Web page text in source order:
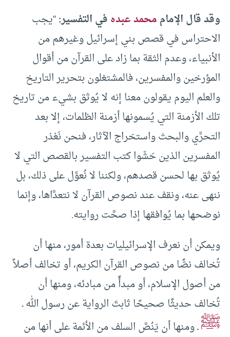
وقد قال الإماممحمد عبدهفي التفسير:“يجب
الاحتراس في قصص بني إسرائيل وغيرهم من
الأنبياء، وعدم الثقة بما زاد على القرآن من أقوال
المؤرخين والمفسرين، فالمشتغلون بتحرير التاريخ
والعلم اليوم يقولون معنا إنه لا يُوثق بشيء من تاريخ
تلك الأزمنة التي يُسمونها أزمنة الظلمات، إلا بعد
التحرِّي والبحث واستخراج الآثار، فنحن نَعْذر
المفسرين الذين حَشَوا كتب التفسير بالقصص التي لا
يُوثق بها لحسن قصدهم، ولكننا لا نُعوِّل على ذلك، بل
ننهى عنه، ونقف عند نصوص القرآن لا نتعدَّاها، وإنما
نوضحها بما يُوافقها إذا صحَّت روايته.
ويمكن أن نعرف الإسرائيليات بعدة أمور، منها أن
تُخالف نصًّا من نصوص القرآن الكريم، أو تخالف أصلاً
من أصول الإسلام، أو مبدأً من مبادئه، ومنها أن
تُخالف حديثًا صحيحًا ثابتَ الرواية عن رسول الله ـ
ﷺـ ومنها أن يَنُصَّ السلف من الأئمة على أنها من